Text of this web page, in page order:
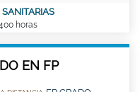
SANITARIAS
horas
EN FP